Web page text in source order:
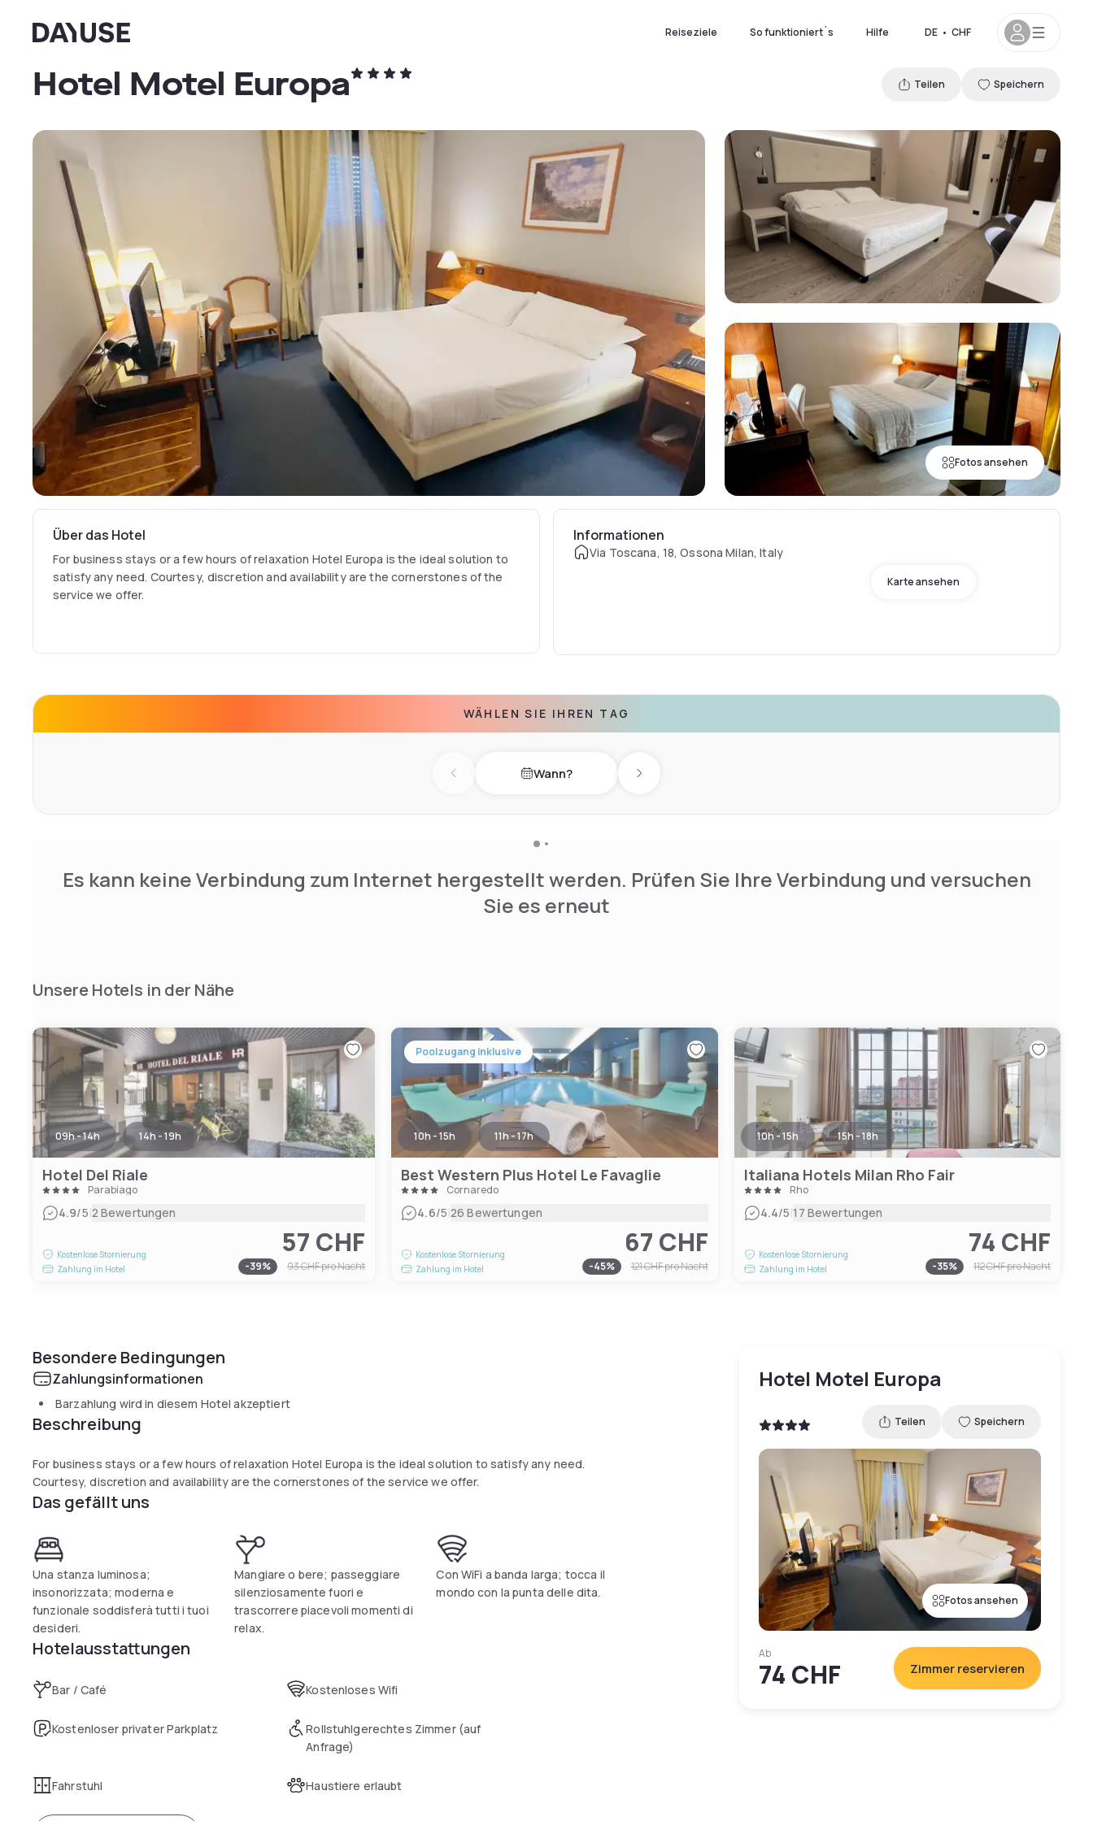
Dayuse Reiseziele So funktioniert´s Hilfe DE • CHF
Fotos ansehen
Hotel Motel Europa Teilen Speichern
Über das Hotel
For business stays or a few hours of relaxation Hotel Europa is the ideal solution to
satisfy any need. Courtesy, discretion and availability are the cornerstones of the
service we offer.
Informationen
Via Toscana, 18, Ossona Milan, Italy
Karte ansehen
WÄHLEN SIE IHREN TAG
Previous day Wann? Next day
Es kann keine Verbindung zum Internet hergestellt werden. Prüfen Sie Ihre Verbindung und versuchen
Sie es erneut
Unsere Hotels in der Nähe
09h - 14h 14h - 19h
Hotel Del Riale
Parabiago
4.9/5|2 Bewertungen
Kostenlose Stornierung
Zahlung im Hotel
57 CHF
-39% 93 CHFpro Nacht
Poolzugang inklusive
10h - 15h 11h - 17h
Best Western Plus Hotel Le Favaglie
Cornaredo
4.6/5|26 Bewertungen
Kostenlose Stornierung
Zahlung im Hotel
67 CHF
-45% 121 CHFpro Nacht
10h - 15h 15h - 18h
Italiana Hotels Milan Rho Fair
Rho
4.4/5|17 Bewertungen
Kostenlose Stornierung
Zahlung im Hotel
74 CHF
-35% 112 CHFpro Nacht
Besondere Bedingungen
Zahlungsinformationen
Barzahlung wird in diesem Hotel akzeptiert
Beschreibung
For business stays or a few hours of relaxation Hotel Europa is the ideal solution to satisfy any need.
Courtesy, discretion and availability are the cornerstones of the service we offer.
Das gefällt uns
Una stanza luminosa;
insonorizzata; moderna e
funzionale soddisferà tutti i tuoi
desideri.
Mangiare o bere; passeggiare
silenziosamente fuori e
trascorrere piacevoli momenti di
relax.
Con WiFi a banda larga; tocca il
mondo con la punta delle dita.
Hotelausstattungen
Bar / Café Kostenloses Wifi
Kostenloser privater Parkplatz
Rollstuhlgerechtes Zimmer (auf
Anfrage)
Fahrstuhl Haustiere erlaubt
Hotel Motel Europa
Teilen Speichern
Fotos ansehen
Ab
74 CHF Zimmer reservieren